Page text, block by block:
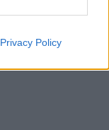
Privacy Policy